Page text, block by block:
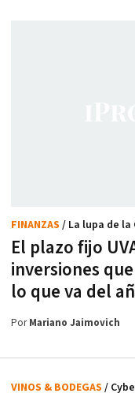
El plazo fijo
inversiones
lo que va del
FINANZAS / La lupa de la
PorMariano Jaimovich
VINOS & BODEGAS /